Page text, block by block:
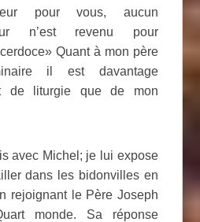
pour vous, aucun
n’est revenu pour
Quant à mon père
il est davantage
de liturgie que de mon
avec Michel; je lui expose
dans les bidonvilles en
rejoignant le Père Joseph
monde. Sa réponse